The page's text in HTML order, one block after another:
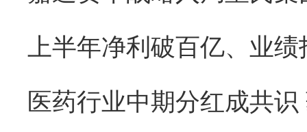
医药行业中期分红成共